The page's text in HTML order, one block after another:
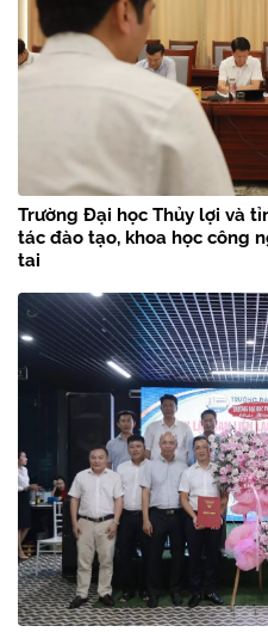
Trường Đại học Thủy lợi và
tác đào tạo, khoa học công
tai